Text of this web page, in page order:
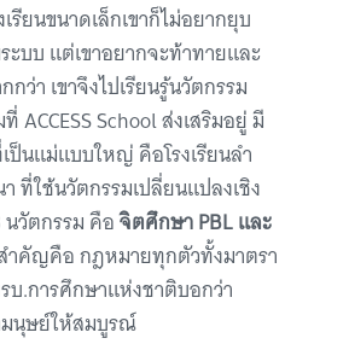
รียนขนาดเล็กเขาก็ไม่อยากยุบ
ะบบ แต่เขาอยากจะท้าทายและ
ว่า เขาจึงไปเรียนรู้นวัตกรรม
ACCESS School ส่งเสริมอยู่ มี
ป็นแม่แบบใหญ่ คือโรงเรียนลำ
ที่ใช้นวัตกรรมเปลี่ยนแปลงเชิง
นวัตกรรม คือจิตศึกษา PBL และ
คัญคือ กฎหมายทุกตัวทั้งมาตรา
บ.การศึกษาแห่งชาติบอกว่า
นุษย์ให้สมบูรณ์